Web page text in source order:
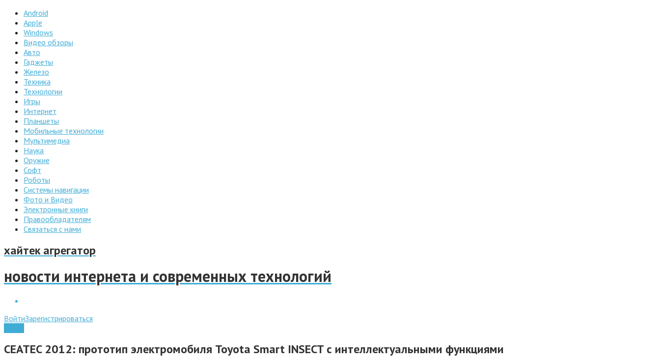
Android
Apple
Windows
Видео обзоры
Авто
Гаджеты
Железо
Техника
Технологии
Игры
Интернет
Планшеты
Мобильные технологии
Мультимедиа
Наука
Оружие
Софт
Роботы
Системы навигации
Фото и Видео
Электронные книги
Правообладателям
Связаться с нами
хайтек агрегатор
новости интернета и современных технологий
ВойтиЗарегистрироваться
CEATEC 2012: прототип электромобиля Toyota Smart INSECT с интеллектуальными функциями